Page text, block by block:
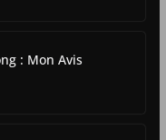
: Mon Avis